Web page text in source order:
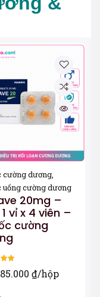
cường dương,
uống cường dương
20mg –
vỉ x 4 viên –
cường
₫/hộp